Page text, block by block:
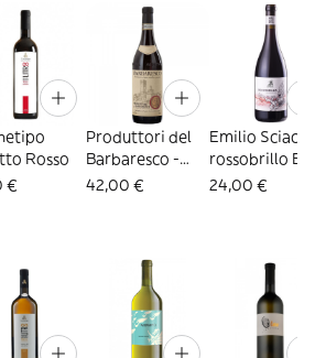
Rosso
€
Produttori del
Barbaresco -
Barbaresco
42,00 €
Emilio Sciacca
rossobrillo
Rosso
24,00 €